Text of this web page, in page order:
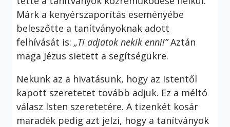
Márk a kenyérszaporítás eseményébe
beleszőtte a tanítványoknak adott
felhívását is:„Ti adjatok nekik enni!”Aztán
maga Jézus sietett a segítségükre.
Nekünk az a hivatásunk, hogy az Istentől
kapott szeretetet tovább adjuk. Ez a méltó
válasz Isten szeretetére. A tizenkét kosár
maradék pedig azt jelzi, hogy a tanítványok